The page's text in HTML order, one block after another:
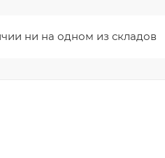
ни на одном из складов